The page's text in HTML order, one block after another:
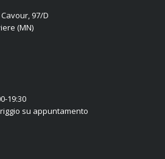
97/D
(MN)
19:30
su appuntamento